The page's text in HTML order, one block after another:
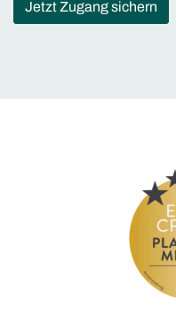
Jetzt Zugang sichern